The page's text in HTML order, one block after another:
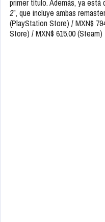
primer título. Además, ya está
2”, que incluye ambas
(PlayStation Store) / MXN$
Store) / MXN$ 615.00 (Steam)